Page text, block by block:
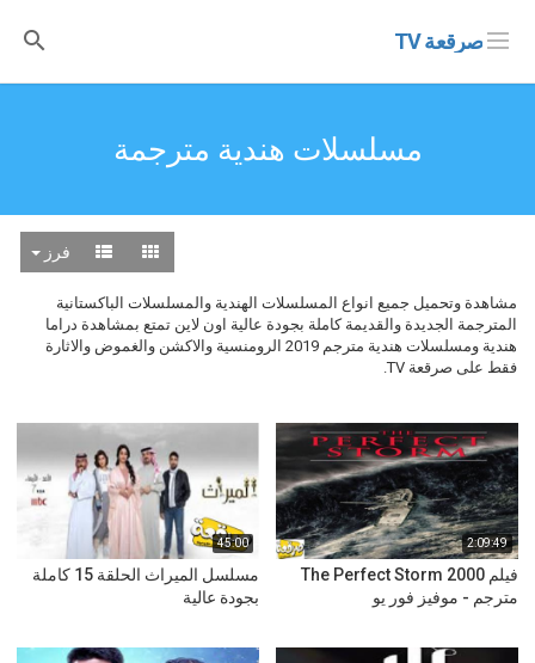
صرقعة TV
مسلسلات هندية مترجمة
فرز
مشاهدة وتحميل جميع انواع المسلسلات الهندية والمسلسلات الباكستانية
المترجمة الجديدة والقديمة كاملة بجودة عالية اون لاين تمتع بمشاهدة دراما
هندية ومسلسلات هندية مترجم 2019 الرومنسية والاكشن والغموض والاثارة
فقط على صرقعة TV.
2:09:49
فيلم The Perfect Storm 2000
مترجم - موفيز فور يو
45:00
مسلسل الميراث الحلقة 15 كاملة
بجودة عالية